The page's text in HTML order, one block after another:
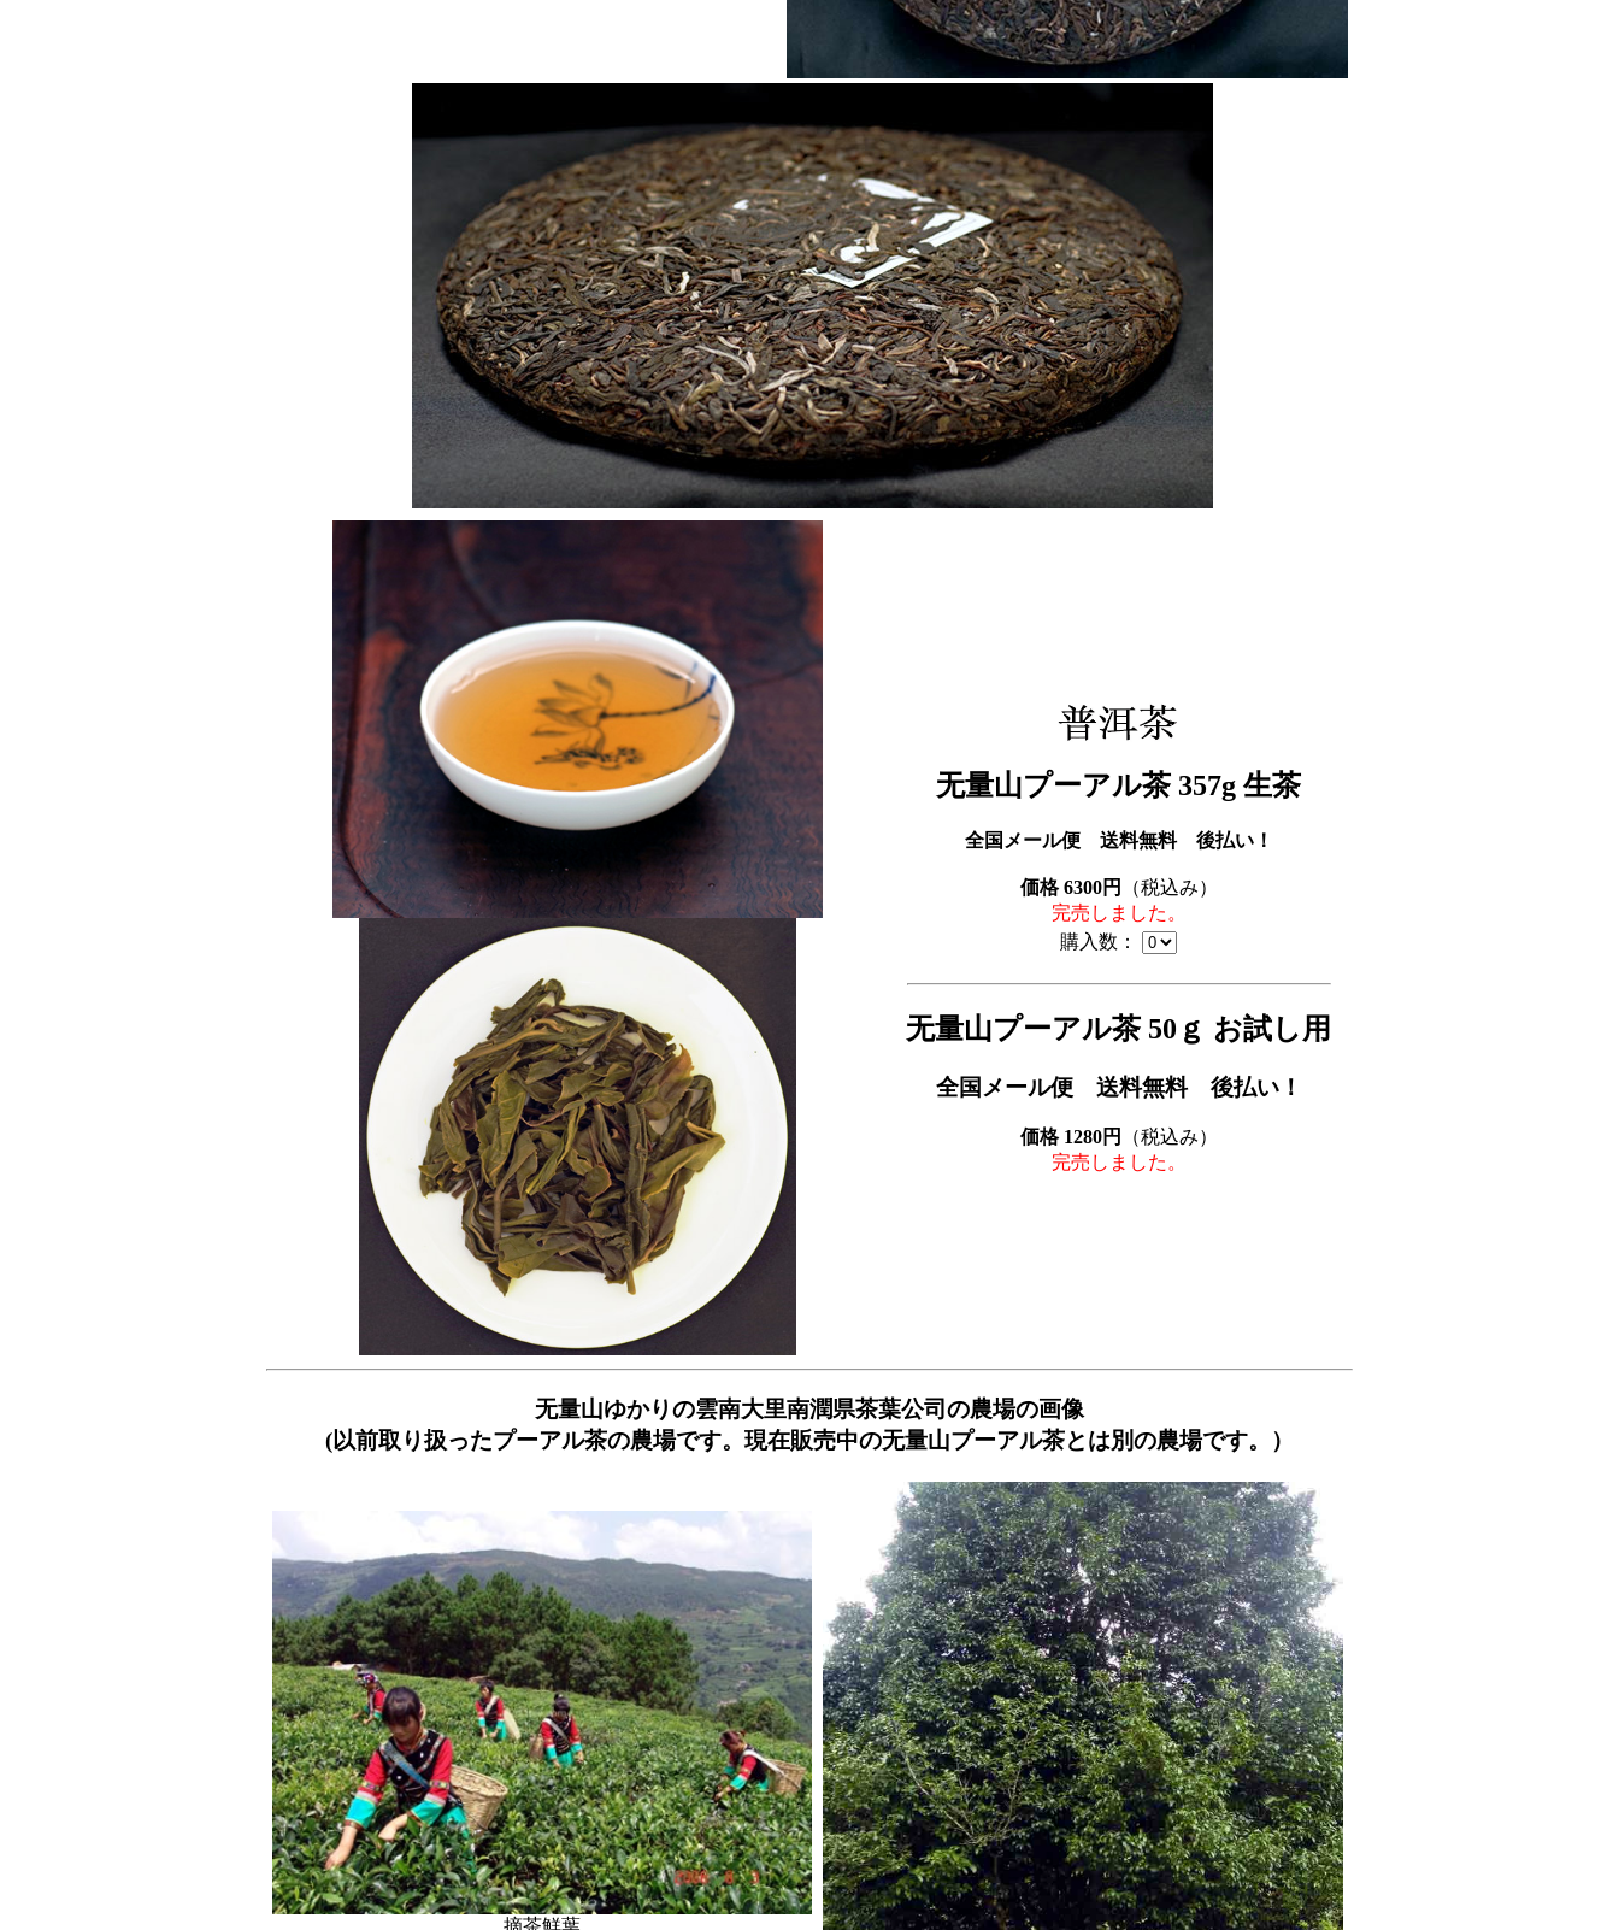
无量山プーアル茶 357g 生茶
全国メール便 送料無料 後払い！
価格 6300円
（税込み）
完売しました。
購入数：
无量山プーアル茶 50ｇ お試し用
全国メール便 送料無料 後払い！
価格 1280円
（税込み）
完売しました。
无量山ゆかりの雲南大里南潤県茶葉公司の農場の画像
(以前取り扱ったプーアル茶の農場です。現在販売中の无量山プーアル茶とは別の農場です。）